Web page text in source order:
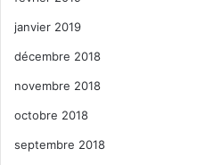
janvier 2019
décembre 2018
novembre 2018
octobre 2018
septembre 2018